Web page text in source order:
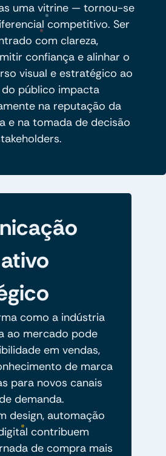
uma vitrine — tornou-se
competitivo. Ser
com clareza,
confiança e alinhar o
visual e estratégico ao
público impacta
na reputação da
e na tomada de decisão
como a indústria
ao mercado pode
em vendas,
de marca
para novos canais
demanda.
design, automação
contribuem
de compra mais